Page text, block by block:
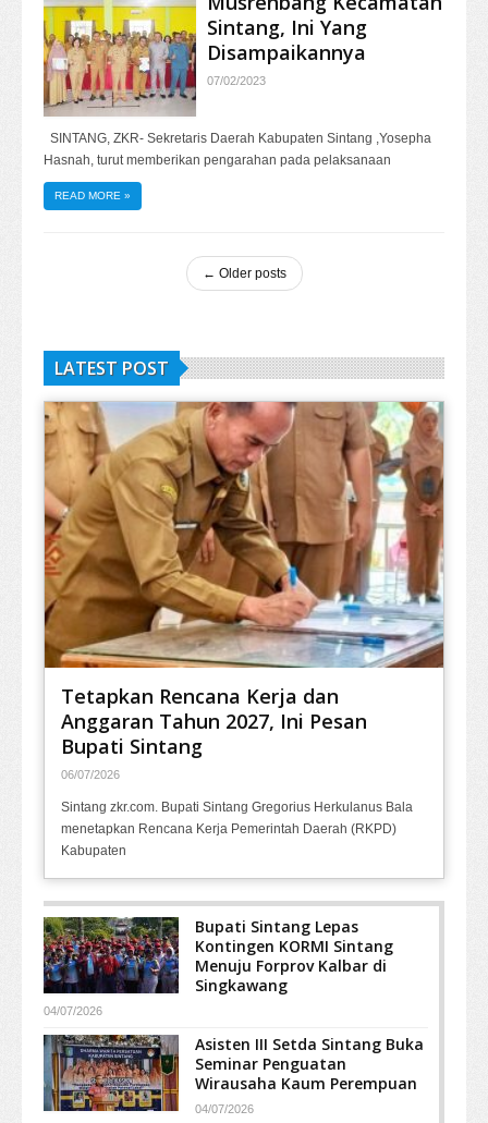
Sintang, Ini Yang
Disampaikannya
07/02/2023
SINTANG, ZKR- Sekretaris Daerah Kabupaten Sintang ,Yosepha
Hasnah, turut memberikan pengarahan pada pelaksanaan
READ MORE »
← Older posts
LATEST POST
Tetapkan Rencana Kerja dan
Anggaran Tahun 2027, Ini Pesan
Bupati Sintang
06/07/2026
Sintang zkr.com. Bupati Sintang Gregorius Herkulanus Bala
menetapkan Rencana Kerja Pemerintah Daerah (RKPD)
Kabupaten
Bupati Sintang Lepas
Kontingen KORMI Sintang
Menuju Forprov Kalbar di
Singkawang
04/07/2026
Asisten III Setda Sintang Buka
Seminar Penguatan
Wirausaha Kaum Perempuan
04/07/2026